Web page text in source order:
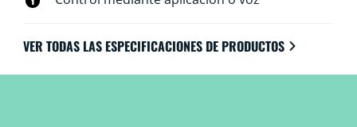
VER TODAS LAS ESPECIFICACIONES DE PRODUCTOS